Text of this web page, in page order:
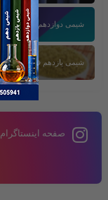
شیمی دوازدهم بخش سوم
شیمی یازدهم فصل دوم
صفحه اینستاگرام